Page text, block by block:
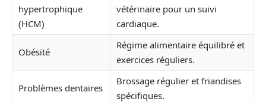
hypertrophique
(HCM)
vétérinaire pour un suivi
cardiaque.
Obésité
Régime alimentaire équilibré et
exercices réguliers.
Problèmes dentaires
Brossage régulier et friandises
spécifiques.